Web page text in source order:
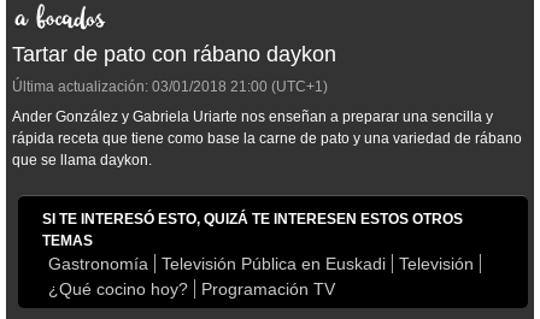
Tartar de pato con rábano daykon
Última actualización: 03/01/2018 21:00 (UTC+1)
Ander González y Gabriela Uriarte nos enseñan a preparar una sencilla y
rápida receta que tiene como base la carne de pato y una variedad de rábano
que se llama daykon.
SI TE INTERESÓ ESTO, QUIZÁ TE INTERESEN ESTOS OTROS
TEMAS
Gastronomía Televisión Pública en Euskadi
Televisión
¿Qué cocino hoy?
Programación TV